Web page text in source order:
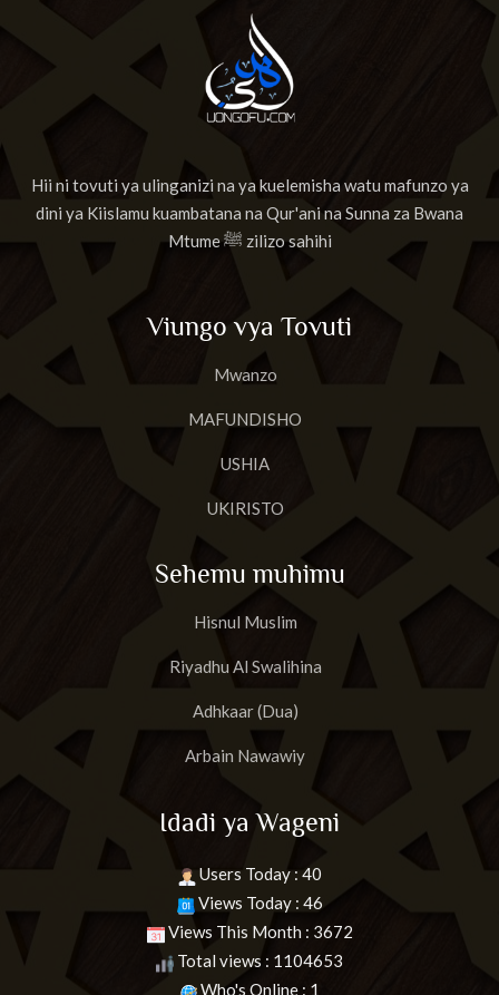
Hii ni tovuti ya ulinganizi na ya kuelemisha watu mafunzo ya
dini ya Kiislamu kuambatana na Qur'ani na Sunna za Bwana
Mtume ﷺ zilizo sahihi
Viungo vya Tovuti
Mwanzo
MAFUNDISHO
USHIA
UKIRISTO
Sehemu muhimu
Hisnul Muslim
Riyadhu Al Swalihina
Adhkaar (Dua)
Arbain Nawawiy
Idadi ya Wageni
Users Today : 40
Views Today : 46
Views This Month : 3672
Total views : 1104653
Who's Online : 1